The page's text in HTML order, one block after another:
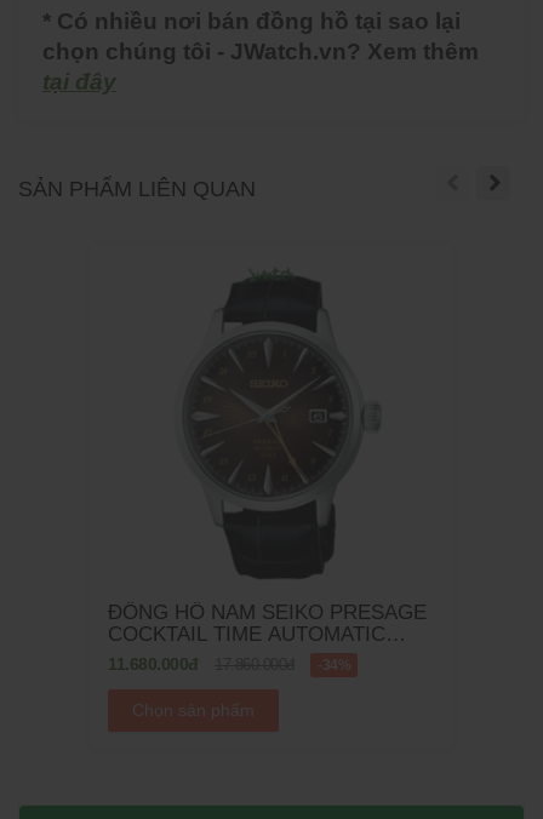
* Có nhiều nơi bán đồng hồ tại sao lại
chọn chúng tôi - JWatch.vn? Xem thêm
tại đây
SẢN PHẨM LIÊN QUAN
ĐỒNG HỒ NAM SEIKO PRESAGE
COCKTAIL TIME AUTOMATIC
SSK039J1 - 40.5MM
11.680.000đ -34%
Chọn sản phẩm